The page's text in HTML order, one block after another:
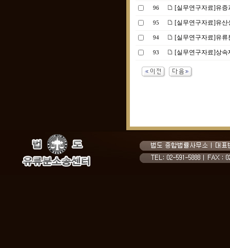
96 [실무연구자료]유증
95 [실무연구자료]유산
94 [실무연구자료]유류
93 [실무연구자료]상속